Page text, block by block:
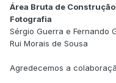
Área Bruta de Construção
Fotografia
Sérgio Guerra e Fernando
Rui Morais de Sousa
Agredecemos a